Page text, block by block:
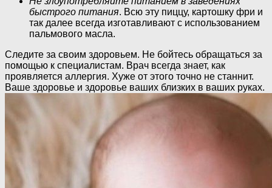
быстрого питания. Всю эту пиццу, картошку фри и
так далее всегда изготавливают с использованием
пальмового масла.
Следите за своим здоровьем. Не бойтесь обращаться за
помощью к специалистам. Врач всегда знает, как
проявляется аллергия. Хуже от этого точно не станнит.
Ваше здоровье и здоровье ваших близких в ваших руках.